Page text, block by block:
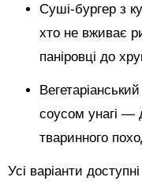
Суші-бургер з
хто не вживає
паніровці до
соусом унагі —
тваринного
Усі варіанти